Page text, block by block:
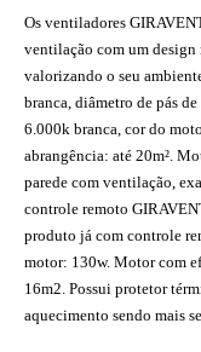
Os ventiladores
ventilação com um
valorizando o seu
branca, diâmetro de pás
6.000k branca, cor do
abrangência: até 20m².
parede com ventilação,
controle remoto
produto já com controle
motor: 130w. Motor com
16m2. Possui protetor
aquecimento sendo mais